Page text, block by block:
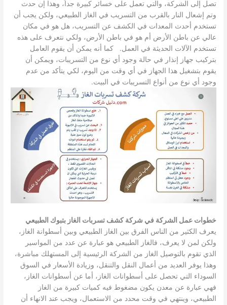
تصل إلى الشركة، والتي تعمل على خسائر كبيرة جداً، وهذا إن حدث
وتم إشعال النار بالقرب من التسريب في الغاز الطبيعي، ولكن يجب أن
تستخدم أحدث المعدات في الكشف عن التسريب، هل هو في مكان
عالي عن باطن الأرض أم هو في باطن الأرض، ولكي نتعرف على هذه
تستخدم الآلات الحديثة في العمل. كما أنه يمكن أن يقوم العامل
بتركيب جهاز إنذار في حالة وجود أي نوع من التسريبات، ويمكن أن
يقوم بتشغيل هذا الجهاز في أي وقت من اليوم، لكي يتأكد من عدم
وجود أي نوع من أنواع التسريبات في البيت.
خطوات عمل الشركة في شركة كشف تسربات الغاز بتبوك الطبيعي
يعرف الكثير من الناس الفرق بين الغاز الطبيعي وبين أسطوانة الغاز،
ولكن لمن لا يعرف، فالغاز الطبيعي هو عبارة عن عدد من المواسير
الذي تقوم بالتوصيل الغاز من الشركة الرئيسية إلى المستهلك مباشرة،
وهذا يوفر العديد من أعمال النقل والتنقل، وزيادة الأسعار في السوق
السوداء التي تحصل على أسطوانات الغاز، أما عن أسطوانات الغاز،
فهي عبارة عن معدن يكون مضغوط فيه كميات كبيرة من الغاز
الطبيعي، وينتهي في وقت محدد من الاستعمال، ويجب عند الانهاء أن